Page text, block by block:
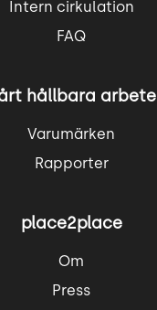
Intern cirkulation
FAQ
hållbara arbete
Varumärken
Rapporter
place2place
Om
Press